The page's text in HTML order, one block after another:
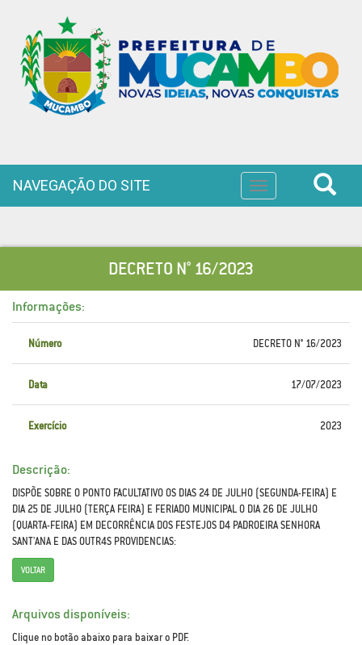
Toggle
navigation
NAVEGAÇÃO DO SITE
DECRETO N° 16/2023
Informações:
Número DECRETO N° 16/2023
Data 17/07/2023
Exercício 2023
Descrição:
DISPÕE SOBRE O PONTO FACULTATIVO OS DIAS 24 DE JULHO (SEGUNDA-FEIRA) E
DIA 25 DE JULHO (TERÇA FEIRA) E FERIADO MUNICIPAL O DIA 26 DE JULHO
(QUARTA-FEIRA) EM DECORRÊNCIA DOS FESTEJOS D4 PADROEIRA SENHORA
SANT'ANA E DAS OUTR4S PROVIDENCIAS:
VOLTAR
Arquivos disponíveis:
Clique no botão abaixo para baixar o PDF.